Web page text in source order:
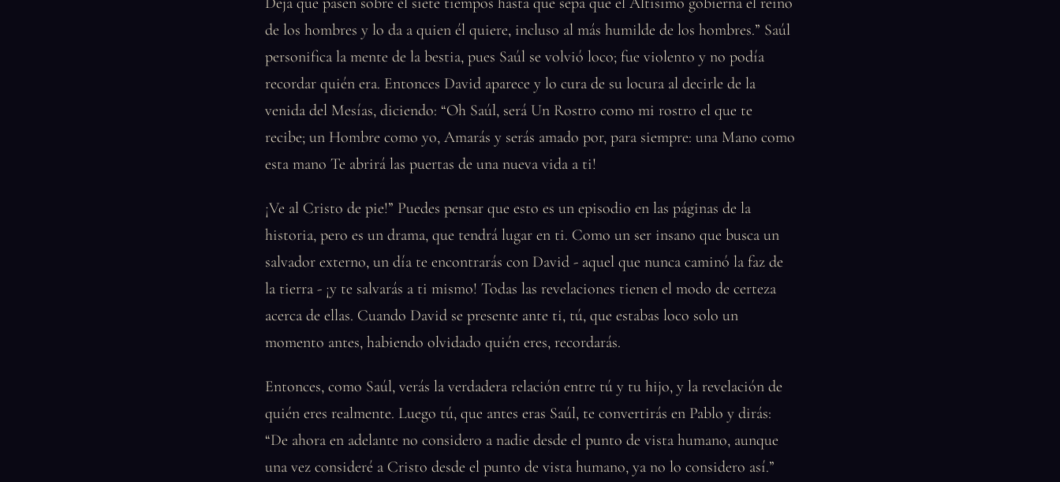
de los hombres y lo da a quien él quiere, incluso al más humilde de los hombres.” Saúl
personifica la mente de la bestia, pues Saúl se volvió loco; fue violento y no podía
recordar quién era. Entonces David aparece y lo cura de su locura al decirle de la
venida del Mesías, diciendo: “Oh Saúl, será Un Rostro como mi rostro el que te
recibe; un Hombre como yo, Amarás y serás amado por, para siempre: una Mano como
esta mano Te abrirá las puertas de una nueva vida a ti!
¡Ve al Cristo de pie!” Puedes pensar que esto es un episodio en las páginas de la
historia, pero es un drama, que tendrá lugar en ti. Como un ser insano que busca un
salvador externo, un día te encontrarás con David - aquel que nunca caminó la faz de
la tierra - ¡y te salvarás a ti mismo! Todas las revelaciones tienen el modo de certeza
acerca de ellas. Cuando David se presente ante ti, tú, que estabas loco solo un
momento antes, habiendo olvidado quién eres, recordarás.
Entonces, como Saúl, verás la verdadera relación entre tú y tu hijo, y la revelación de
quién eres realmente. Luego tú, que antes eras Saúl, te convertirás en Pablo y dirás:
“De ahora en adelante no considero a nadie desde el punto de vista humano, aunque
una vez consideré a Cristo desde el punto de vista humano, ya no lo considero así.”